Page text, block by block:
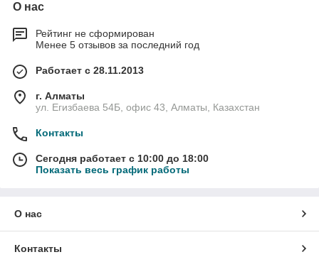
О нас
Рейтинг не сформирован
Менее 5 отзывов за последний год
Работает с 28.11.2013
г. Алматы
ул. Егизбаева 54Б, офис 43, Алматы, Казахстан
Контакты
Сегодня работает с 10:00 до 18:00
Показать весь график работы
О нас
Контакты